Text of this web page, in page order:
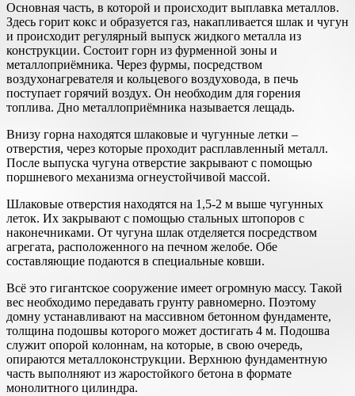
Основная часть, в которой и происходит выплавка металлов.
Здесь горит кокс и образуется газ, накапливается шлак и чугун
и происходит регулярный выпуск жидкого металла из
конструкции. Состоит горн из фурменной зоны и
металлоприёмника. Через фурмы, посредством
воздухонагревателя и кольцевого воздуховода, в печь
поступает горячий воздух. Он необходим для горения
топлива. Дно металлоприёмника называется лещадь.
Внизу горна находятся шлаковые и чугунные летки –
отверстия, через которые проходит расплавленный металл.
После выпуска чугуна отверстие закрывают с помощью
поршневого механизма огнеустойчивой массой.
Шлаковые отверстия находятся на 1,5-2 м выше чугунных
леток. Их закрывают с помощью стальных штопоров с
наконечниками. От чугуна шлак отделяется посредством
агрегата, расположенного на печном желобе. Обе
составляющие подаются в специальные ковши.
Всё это гигантское сооружение имеет огромную массу. Такой
вес необходимо передавать грунту равномерно. Поэтому
домну устанавливают на массивном бетонном фундаменте,
толщина подошвы которого может достигать 4 м. Подошва
служит опорой колоннам, на которые, в свою очередь,
опираются металлоконструкции. Верхнюю фундаментную
часть выполняют из жаростойкого бетона в формате
монолитного цилиндра.